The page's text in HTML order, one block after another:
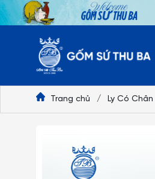
Trang chủ / Ly Có Chân